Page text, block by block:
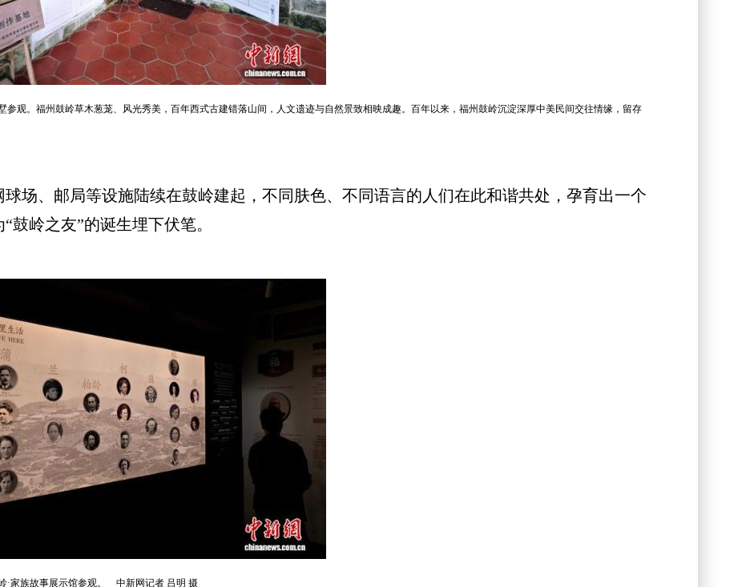
参观。福州鼓岭草木葱茏、风光秀美，百年西式古建错落山间，人文遗迹与自然景致相映成趣。百年以来，福州鼓岭沉淀深厚中美民间交往情缘，留存
、邮局等设施陆续在鼓岭建起，不同肤色、不同语言的人们在此和谐共处，孕育出一个
鼓岭之友”的诞生埋下伏笔。
·家族故事展示馆参观。 中新网记者 吕明 摄